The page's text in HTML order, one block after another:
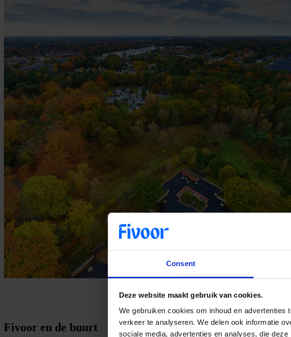
Consent
Deze website maakt gebruik van cookies.
We gebruiken cookies om inhoud en
verkeer te analyseren. We delen ook informatie
sociale media, advertenties en analyses, die
Fivoor en de buurt